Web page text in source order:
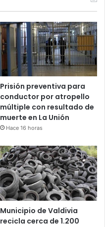
Prisión preventiva para
conductor por atropello
múltiple con resultado de
muerte en La Unión
Hace 16 horas
Municipio de Valdivia
recicla cerca de 1.200